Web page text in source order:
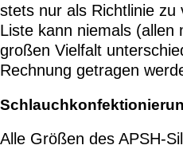
stets nur als Richtlinie
Liste kann niemals (allen
großen Vielfalt
Rechnung getragen
Alle Größen des APSH-